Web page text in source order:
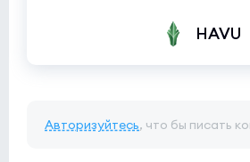
HAVU
Авторизуйтесь, что бы писать